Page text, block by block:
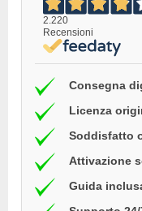
2.220
Recensioni
Consegna
Licenza
Soddisfatto
Attivazione
Guida